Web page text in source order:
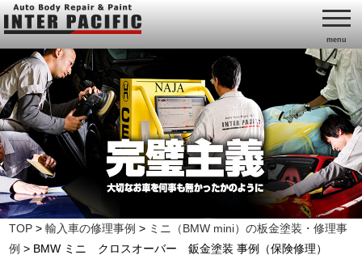
menu
TOP >輸入車の修理事例 > ミニ（BMW mini）の板金塗装・修理事
例 > BMW ミニ クロスオーバー 鈑金塗装 事例（保険修理）